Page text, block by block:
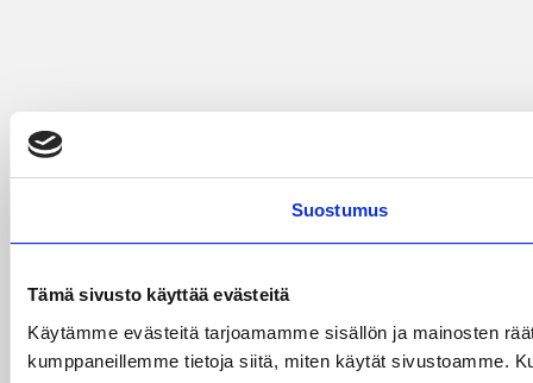
Suostumus
Tämä sivusto käyttää evästeitä
Käytämme evästeitä tarjoamamme sisällön ja mainosten
kumppaneillemme tietoja siitä, miten käytät sivustoamme.